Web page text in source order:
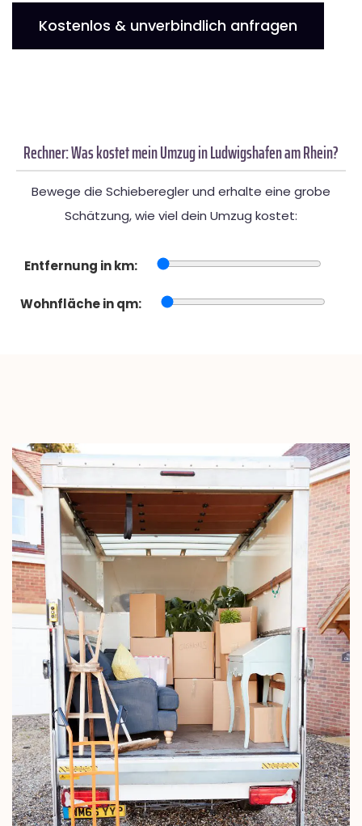
Kostenlos & unverbindlich anfragen
Rechner: Was kostet mein Umzug in Ludwigshafen am Rhein?
Bewege die Schieberegler und erhalte eine grobe
Schätzung, wie viel dein Umzug kostet:
Entfernung in km:
Wohnfläche in qm: